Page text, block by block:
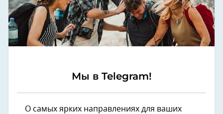
Мы в Telegram!
О самых ярких направлениях для ваших